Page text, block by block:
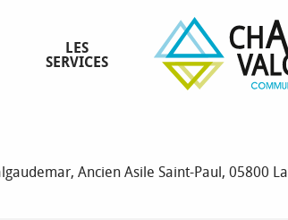
LES
SERVICES
Ancien Asile Saint-Paul, 05800 La